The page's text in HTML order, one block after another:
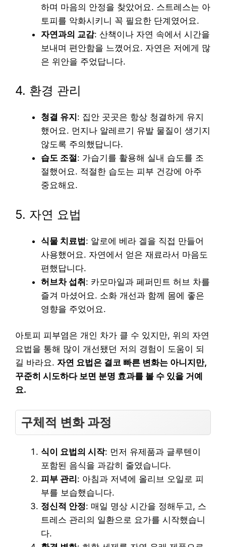
하며 마음의 안정을 찾았어요. 스트레스는 아
토피를 악화시키니 꼭 필요한 단계였어요.
자연과의 교감: 산책이나 자연 속에서 시간을
보내며 편안함을 느꼈어요. 자연은 저에게 많
은 위안을 주었답니다.
4. 환경 관리
청결 유지 : 집안 곳곳은 항상 청결하게 유지
했어요. 먼지나 알레르기 유발 물질이 생기지
않도록 주의했답니다.
습도 조절: 가습기를 활용해 실내 습도를 조
절했어요. 적절한 습도는 피부 건강에 아주
중요해요.
5. 자연 요법
식물 치료법: 알로에 베라 겔을 직접 만들어
사용했어요. 자연에서 얻은 재료라서 마음도
편했답니다.
허브차 섭취: 카모마일과 페퍼민트 허브 차를
즐겨 마셨어요. 소화 개선과 함께 몸에 좋은
영향을 주었어요.
아토피 피부염은 개인 차가 클 수 있지만, 위의 자연
요법을 통해 많이 개선됐던 저의 경험이 도움이 되
길 바라요. 자연 요법은 결코 빠른 변화는 아니지만,
꾸준히 시도하다 보면 분명 효과를 볼 수 있을 거예
요.
구체적 변화 과정
식이 요법의 시작: 먼저 유제품과 글루텐이
포함된 음식을 과감히 줄였습니다.
피부 관리: 아침과 저녁에 올리브 오일로 피
부를 보습했습니다.
정신적 안정: 매일 명상 시간을 정해두고, 스
트레스 관리의 일환으로 요가를 시작했습니
다.